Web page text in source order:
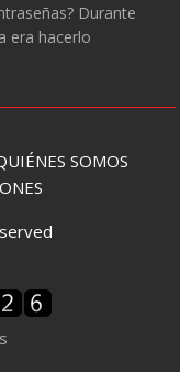
Durante
era hacerlo
SOMOS